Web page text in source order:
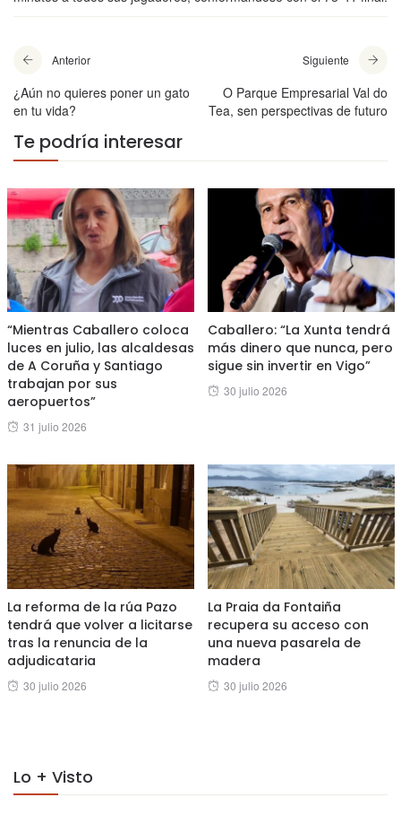
Anterior
¿Aún no quieres poner un gato
en tu vida?
Siguiente
O Parque Empresarial Val do
Tea, sen perspectivas de futuro
Te podría interesar
“Mientras Caballero coloca
luces en julio, las alcaldesas
de A Coruña y Santiago
trabajan por sus
aeropuertos”
Posted
31 julio 2026
Caballero: “La Xunta tendrá
más dinero que nunca, pero
sigue sin invertir en Vigo”
Posted
30 julio 2026
La reforma de la rúa Pazo
tendrá que volver a licitarse
tras la renuncia de la
adjudicataria
Posted
30 julio 2026
La Praia da Fontaiña
recupera su acceso con
una nueva pasarela de
madera
Posted
30 julio 2026
Lo + Visto